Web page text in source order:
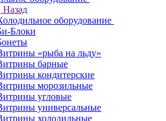
Назад
оборудование
Блоки
«рыба на льду»
барные
кондитерские
морозильные
угловые
универсальные
холодильные